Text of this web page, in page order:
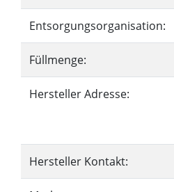
Entsorgungsorganisation:
Füllmenge:
Hersteller Adresse:
Hersteller Kontakt: